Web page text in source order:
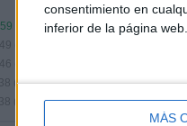
consentimiento en
inferior de la página web.
MÁS
59 (2,91%)
49 (2,42%)
46 (2,27%)
38 (1,88%)
38 (1,88%)